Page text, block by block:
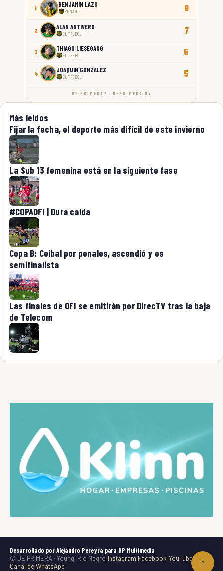
↑
1 BENJAMÍN LAZO
PEÑAROL 9
2 ALAN ANTIVERO
EL TRÉBOL 7
3 THIAGO LIESEGANG
EL TRÉBOL 5
4 JOAQUÍN GONZÁLEZ
EL TRÉBOL 5
DE PRIMERA™ · DEPRIMERA.UY
Más leídos
Fijar la fecha, el deporte más difícil de este invierno
La Sub 13 femenina está en la siguiente fase
#COPAOFI | Dura caída
Copa B: Ceibal por penales, ascendió y es
semifinalista
Las finales de OFI se emitirán por DirecTV tras la baja
de Telecom
Desarrollado por Alejandro Pereyra para DP Multimedia
© DE PRIMERA · Young, Río Negro Instagram Facebook YouTube
TikTok
Canal de WhatsApp